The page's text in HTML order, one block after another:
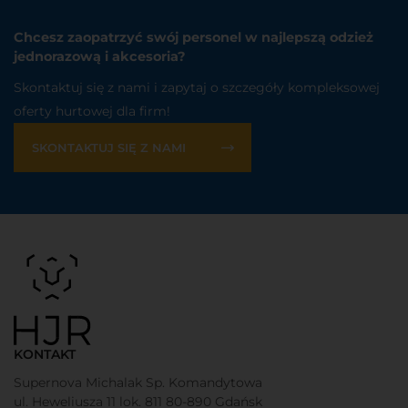
Chcesz zaopatrzyć swój personel w najlepszą odzież
jednorazową i akcesoria?
Skontaktuj się z nami i zapytaj o szczegóły kompleksowej
oferty hurtowej dla firm!
SKONTAKTUJ SIĘ Z NAMI
KONTAKT
Supernova Michalak Sp. Komandytowa
ul. Heweliusza 11 lok. 811 80-890 Gdańsk